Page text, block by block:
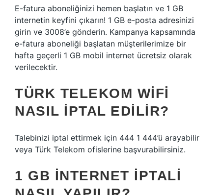
E-fatura aboneliğinizi hemen başlatın ve 1 GB
internetin keyfini çıkarın! 1 GB e-posta adresinizi
girin ve 3008’e gönderin. Kampanya kapsamında
e-fatura aboneliği başlatan müşterilerimize bir
hafta geçerli 1 GB mobil internet ücretsiz olarak
verilecektir.
TÜRK TELEKOM WIFI
NASIL IPTAL EDILIR?
Talebinizi iptal ettirmek için 444 1 444’ü arayabilir
veya Türk Telekom ofislerine başvurabilirsiniz.
1 GB INTERNET IPTALI